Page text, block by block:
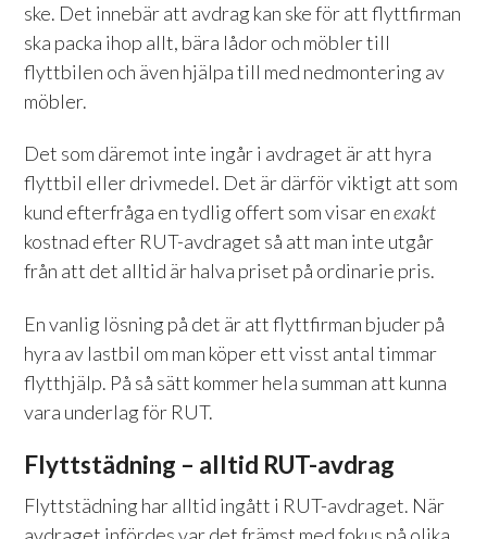
ske. Det innebär att avdrag kan ske för att flyttfirman
ska packa ihop allt, bära lådor och möbler till
flyttbilen och även hjälpa till med nedmontering av
möbler.
Det som däremot inte ingår i avdraget är att hyra
flyttbil eller drivmedel. Det är därför viktigt att som
kund efterfråga en tydlig offert som visar enexakt
kostnad efter RUT-avdraget så att man inte utgår
från att det alltid är halva priset på ordinarie pris.
En vanlig lösning på det är att flyttfirman bjuder på
hyra av lastbil om man köper ett visst antal timmar
flytthjälp. På så sätt kommer hela summan att kunna
vara underlag för RUT.
Flyttstädning – alltid RUT-avdrag
Flyttstädning har alltid ingått i RUT-avdraget. När